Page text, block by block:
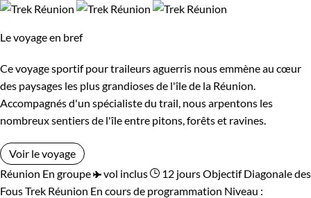
Le voyage en bref
Ce voyage sportif pour traileurs aguerris nous emmène au cœur
des paysages les plus grandioses de l'île de la Réunion.
Accompagnés d'un spécialiste du trail, nous arpentons les
nombreux sentiers de l'île entre pitons, forêts et ravines.
Voir le voyage
Réunion En groupe vol inclus 12 joursObjectif Diagonale des
FousTrek Réunion En cours de programmation Niveau :